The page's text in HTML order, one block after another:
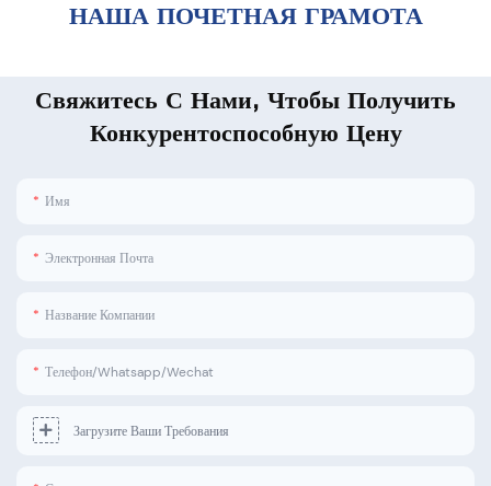
НАША ПОЧЕТНАЯ ГРАМОТА
Свяжитесь С Нами, Чтобы Получить
Конкурентоспособную Цену
Имя
Электронная Почта
Название Компании
Телефон/Whatsapp/Wechat
Загрузите Ваши Требования